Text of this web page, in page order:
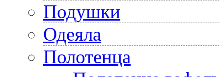
Подушки
Одеяла
Полотенца